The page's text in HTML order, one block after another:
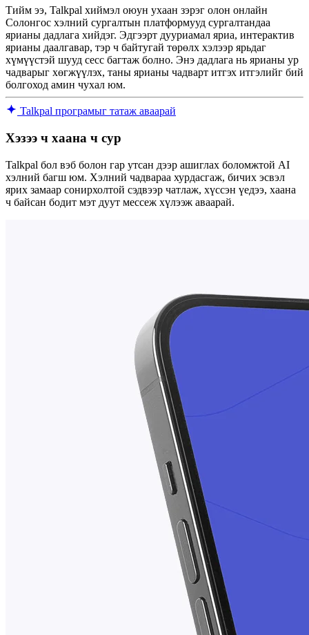
Тийм ээ, Talkpal хиймэл оюун ухаан зэрэг олон онлайн
Солонгос хэлний сургалтын платформууд сургалтандаа
ярианы дадлага хийдэг. Эдгээрт дууриамал яриа, интерактив
ярианы даалгавар, тэр ч байтугай төрөлх хэлээр ярьдаг
хүмүүстэй шууд сесс багтаж болно. Энэ дадлага нь ярианы ур
чадварыг хөгжүүлэх, таны ярианы чадварт итгэх итгэлийг бий
болгоход амин чухал юм.
Talkpal програмыг татаж аваарай
Хэзээ ч хаана ч сур
Talkpal бол вэб болон гар утсан дээр ашиглах боломжтой AI
хэлний багш юм. Хэлний чадвараа хурдасгаж, бичих эсвэл
ярих замаар сонирхолтой сэдвээр чатлаж, хүссэн үедээ, хаана
ч байсан бодит мэт дуут мессеж хүлээж аваарай.